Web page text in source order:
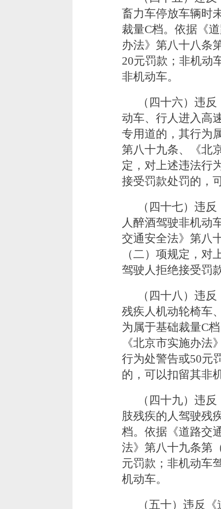
畜力车停放车辆时
裁量C档。依据《
办法》第八十八条
20元罚款；非机动
非机动车。
（四十六）违
动车、行人进入高
专用道的，其行为
第八十九条、《北
定，对上述违法行
接受罚款处罚的，
（四十七）违
人醉酒驾驶非机动
交通安全法》第八
（二）项规定，对
驾驶人拒绝接受罚
（四十八）违
残疾人机动轮椅车
为属于基础裁量C
《北京市实施办法
行为处警告或50元
的，可以扣留其非
（四十九）违
肢残疾的人驾驶残
档。依据《道路交
法》第八十九条第
元罚款；非机动车
机动车。
（五十）违反